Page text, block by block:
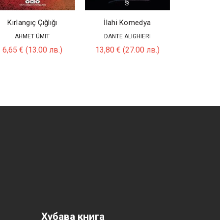
Kırlangıç Çığlığı
AHMET ÜMIT
6,65 € (13.00 лв.)
İlahi Komedya
DANTE ALIGHIERI
13,80 € (27.00 лв.)
Хубава книга